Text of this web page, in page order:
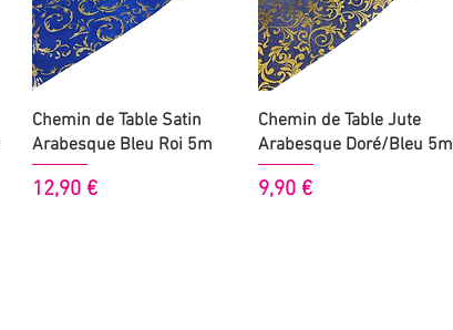
Aperçu rapide
Chemin de Table Satin
Arabesque Bleu Roi 5m
Prix
12,90 €
Aperçu rapide
Chemin de Table Jute
Arabesque Doré/Bleu 5m
Prix
9,90 €